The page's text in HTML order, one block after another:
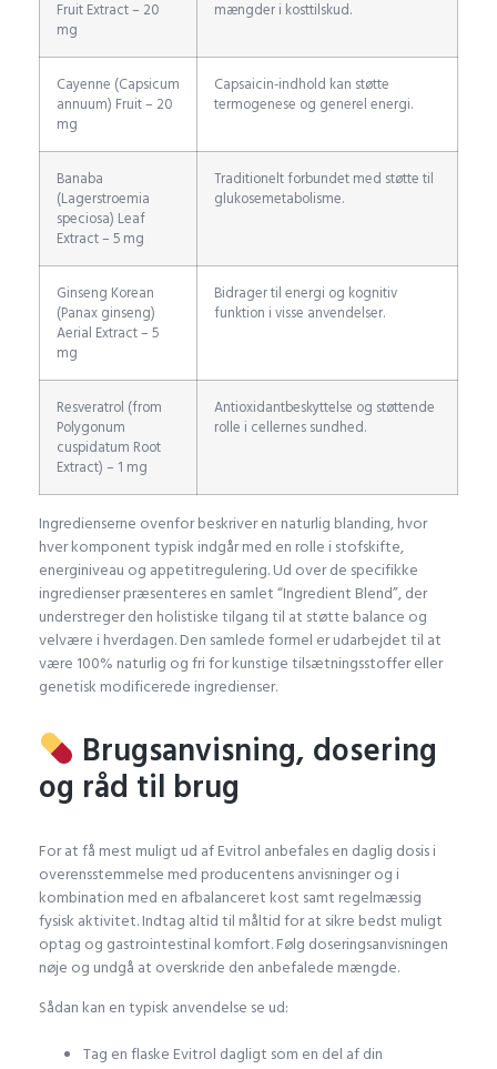
Fruit Extract – 20
mg
mængder i kosttilskud.
Cayenne (Capsicum
annuum) Fruit – 20
mg
Capsaicin-indhold kan støtte
termogenese og generel energi.
Banaba
(Lagerstroemia
speciosa) Leaf
Extract – 5 mg
Traditionelt forbundet med støtte til
glukosemetabolisme.
Ginseng Korean
(Panax ginseng)
Aerial Extract – 5
mg
Bidrager til energi og kognitiv
funktion i visse anvendelser.
Resveratrol (from
Polygonum
cuspidatum Root
Extract) – 1 mg
Antioxidantbeskyttelse og støttende
rolle i cellernes sundhed.
Ingredienserne ovenfor beskriver en naturlig blanding, hvor
hver komponent typisk indgår med en rolle i stofskifte,
energiniveau og appetitregulering. Ud over de specifikke
ingredienser præsenteres en samlet “Ingredient Blend”, der
understreger den holistiske tilgang til at støtte balance og
velvære i hverdagen. Den samlede formel er udarbejdet til at
være 100% naturlig og fri for kunstige tilsætningsstoffer eller
genetisk modificerede ingredienser.
Brugsanvisning, dosering
og råd til brug
For at få mest muligt ud af Evitrol anbefales en daglig dosis i
overensstemmelse med producentens anvisninger og i
kombination med en afbalanceret kost samt regelmæssig
fysisk aktivitet. Indtag altid til måltid for at sikre bedst muligt
optag og gastrointestinal komfort. Følg doseringsanvisningen
nøje og undgå at overskride den anbefalede mængde.
Sådan kan en typisk anvendelse se ud:
Tag en flaske Evitrol dagligt som en del af din